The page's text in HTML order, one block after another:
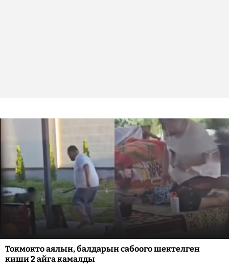
Токмокто аялын, балдарын сабоого шектелген
киши 2 айга камалды